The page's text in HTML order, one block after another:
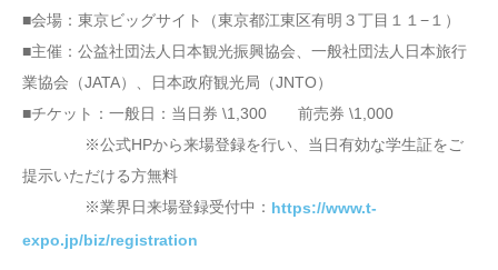
■会場：東京ビッグサイト（東京都江東区有明３丁目１１−１）
■主催：公益社団法人日本観光振興協会、一般社団法人日本旅行
業協会（JATA）、日本政府観光局（JNTO）
■チケット：一般日：当日券 \1,300 前売券 \1,000
※公式HPから来場登録を行い、当日有効な学生証をご
提示いただける方無料
※業界日来場登録受付中： https://www.t-
expo.jp/biz/registration